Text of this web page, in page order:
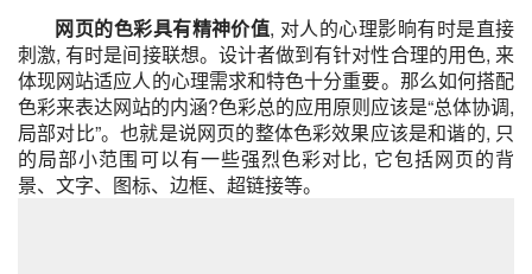
网页的色彩具有精神价值, 对人的心理影晌有时是直接
刺激, 有时是间接联想。设计者做到有针对性合理的用色, 来
体现网站适应人的心理需求和特色十分重要。那么如何搭配
色彩来表达网站的内涵?色彩总的应用原则应该是“总体协调,
局部对比”。也就是说网页的整体色彩效果应该是和谐的, 只
的局部小范围可以有一些强烈色彩对比, 它包括网页的背
景、文字、图标、边框、超链接等。